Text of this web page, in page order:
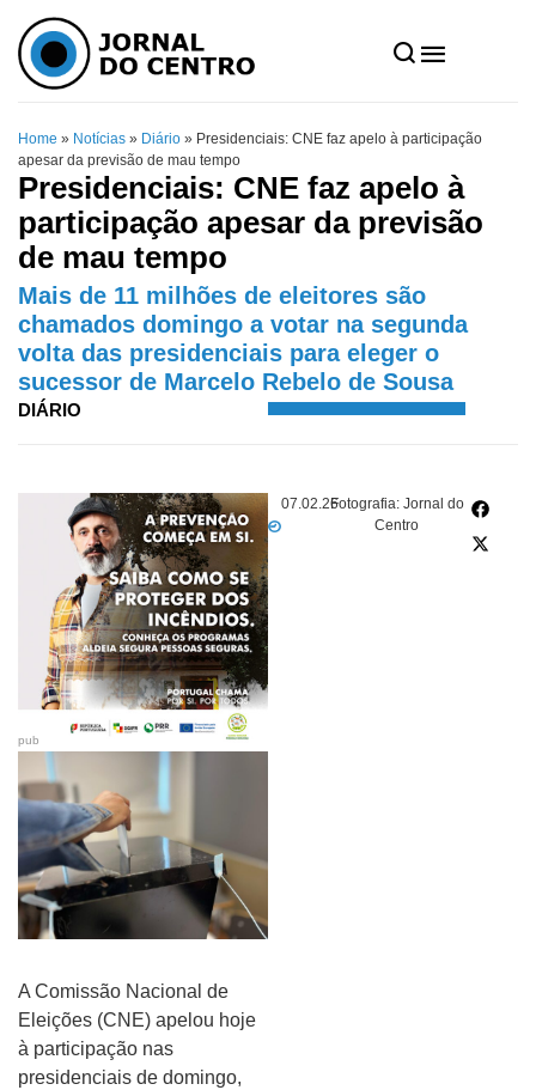
Home » Notícias » Diário » Presidenciais: CNE faz apelo à participação
apesar da previsão de mau tempo
Presidenciais: CNE faz apelo à
participação apesar da previsão
de mau tempo
Mais de 11 milhões de eleitores são
chamados domingo a votar na segunda
volta das presidenciais para eleger o
sucessor de Marcelo Rebelo de Sousa
DIÁRIO
07.02.26Fotografia: Jornal do
Centro
pub
A Comissão Nacional de
Eleições (CNE) apelou hoje
à participação nas
presidenciais de domingo,